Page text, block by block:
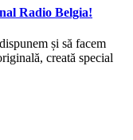
Radio Belgia!
și să facem
creată special